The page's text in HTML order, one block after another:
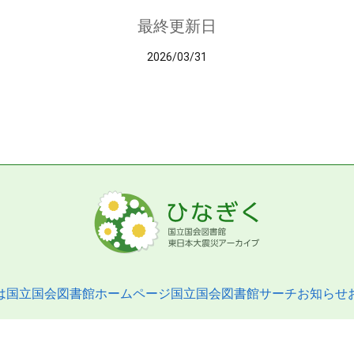
最終更新日
2026/03/31
国立国会図書館ホームページ国立国会図書館サーチお知らせ